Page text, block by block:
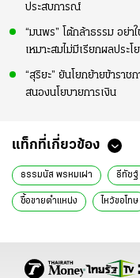
ประสบการณ์
“มนพร” โต้กล้าธรรม อย่า
เหมาะสมไม่มีเรียกผลประโ
“สุริยะ” ยันโยกย้ายข้าราช
สนองนโยบายการเงิน
แท็กที่เกี่ยวข้อง
ธรรมนัส พรหมเผ่า ธีทัชฐ์
ซื้อขายตำแหน่ง ไหว้ขอโทษ